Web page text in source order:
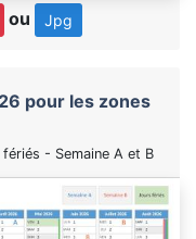
ou Jpg
pour les zones
- Semaine A et B